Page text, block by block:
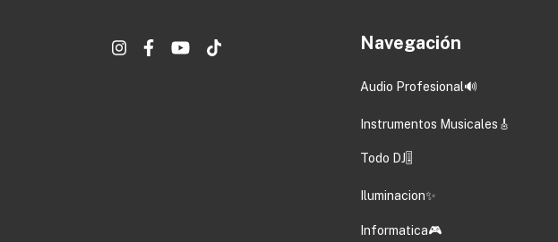
Navegación
Audio Profesional🔊
Instrumentos Musicales🎸
Todo DJ🎚️
Iluminacion✨
Informatica🎮